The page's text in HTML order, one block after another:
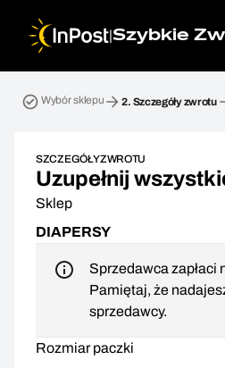
|Szybkie
Wybór sklepu 2. Szczegóły zwrotu
SZCZEGÓŁY ZWROTU
Uzupełnij
Sklep
DIAPERSY
Sprzedawca zapłaci
Pamiętaj, że
sprzedawcy.
Rozmiar paczki